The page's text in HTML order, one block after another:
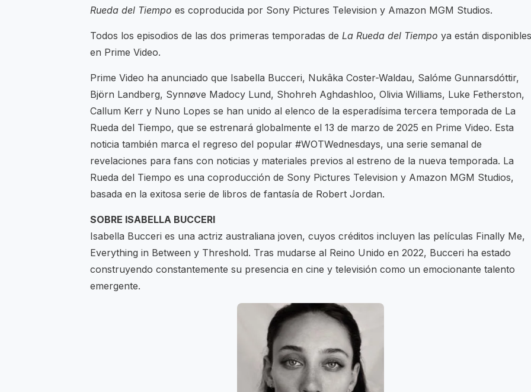
Rueda del Tiempo es coproducida por Sony Pictures Television y Amazon MGM Studios.
Todos los episodios de las dos primeras temporadas de La Rueda del Tiempo ya están disponibles
en Prime Video.
Prime Video ha anunciado que Isabella Bucceri, Nukâka Coster-Waldau, Salóme Gunnarsdóttir,
Björn Landberg, Synnøve Madocy Lund, Shohreh Aghdashloo, Olivia Williams, Luke Fetherston,
Callum Kerr y Nuno Lopes se han unido al elenco de la esperadísima tercera temporada de La
Rueda del Tiempo, que se estrenará globalmente el 13 de marzo de 2025 en Prime Video. Esta
noticia también marca el regreso del popular #WOTWednesdays, una serie semanal de
revelaciones para fans con noticias y materiales previos al estreno de la nueva temporada. La
Rueda del Tiempo es una coproducción de Sony Pictures Television y Amazon MGM Studios,
basada en la exitosa serie de libros de fantasía de Robert Jordan.
SOBRE ISABELLA BUCCERI
Isabella Bucceri es una actriz australiana joven, cuyos créditos incluyen las películas Finally Me,
Everything in Between y Threshold. Tras mudarse al Reino Unido en 2022, Bucceri ha estado
construyendo constantemente su presencia en cine y televisión como un emocionante talento
emergente.